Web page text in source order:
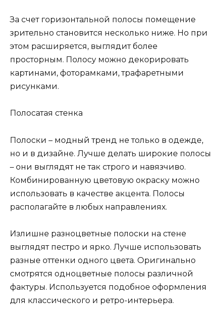
За счет горизонтальной полосы помещение
зрительно становится несколько ниже. Но при
этом расширяется, выглядит более
просторным. Полосу можно декорировать
картинами, фоторамками, трафаретными
рисунками.
Полосатая стенка
Полоски – модный тренд не только в одежде,
но и в дизайне. Лучше делать широкие полосы
– они выглядят не так строго и навязчиво.
Комбинированную цветовую окраску можно
использовать в качестве акцента. Полосы
располагайте в любых направлениях.
Излишне разноцветные полоски на стене
выглядят пестро и ярко. Лучше использовать
разные оттенки одного цвета. Оригинально
смотрятся одноцветные полосы различной
фактуры. Используется подобное оформления
для классического и ретро-интерьера.